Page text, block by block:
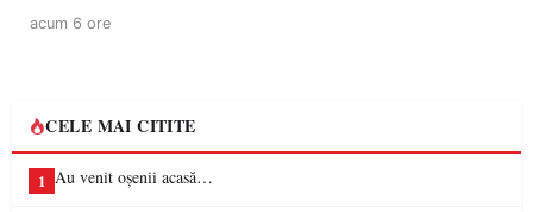
acum 6 ore
CELE MAI CITITE
1 Au venit oșenii acasă…